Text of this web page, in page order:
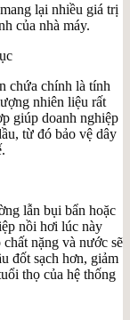
lại nhiều giá trị
của nhà máy.
chứa chính là tính
nhiên liệu rất
giúp doanh nghiệp
từ đó bảo vệ dây
lẫn bụi bẩn hoặc
nồi hơi lúc này
nặng và nước sẽ
đốt sạch hơn, giảm
thọ của hệ thống